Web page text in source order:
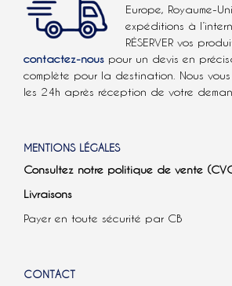
Europe, Royaume-
expéditions à
RÉSERVER vos
contactez-nous pour un devis en
complète pour la destination. Nous
les 24h après réception de votre
MENTIONS LÉGALES
Consultez notre politique de vente
Livraisons
Payer en toute sécurité par CB
CONTACT